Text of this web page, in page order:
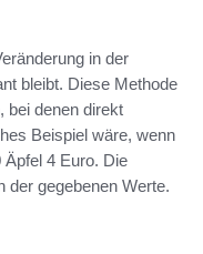
in der
bleibt. Diese Methode
bei denen direkt
Beispiel wäre, wenn
4 Euro. Die
der gegebenen Werte.